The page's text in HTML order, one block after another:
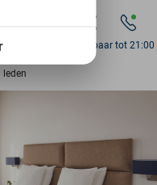
van
deals
leden
Bereikbaar tot 21:00